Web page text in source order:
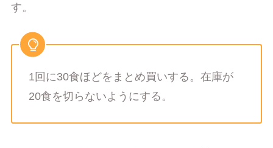
す。
1回に30食ほどをまとめ買いする。在庫が
20食を切らないようにする。